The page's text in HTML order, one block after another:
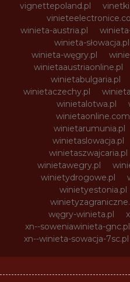
vignettepoland.pl
winieta-austria.pl
winieta-słowacja.pl
winieta-węgry.pl
winietaaustriaonline.pl
winietabulgaria.pl
winietaczechy.pl
winietalotwa.pl
winietaonline.com
winietarumunia.pl
winietaslowacja.pl
winietaszwajcaria.pl
winietawegry.pl
winietydrogowe.pl
winietyestonia.pl
węgry-winieta.pl
xn--soweniawinieta-gnc.pl
xn--winieta-sowacja-7sc.pl